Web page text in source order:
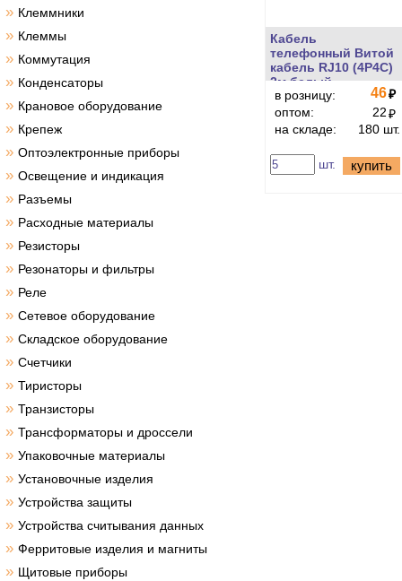
» Клеммники
» Клеммы
» Коммутация
» Конденсаторы
» Крановое оборудование
» Крепеж
» Оптоэлектронные приборы
» Освещение и индикация
» Разъемы
» Расходные материалы
» Резисторы
» Резонаторы и фильтры
» Реле
» Сетевое оборудование
» Складское оборудование
» Счетчики
» Тиристоры
» Транзисторы
» Трансформаторы и дроссели
» Упаковочные материалы
» Установочные изделия
» Устройства защиты
» Устройства считывания данных
» Ферритовые изделия и магниты
» Щитовые приборы
Кабель
телефонный Витой
кабель RJ10 (4P4C)
2м белый
в розницу:
46₽
оптом:
22₽
на складе:
180 шт.
шт. купить